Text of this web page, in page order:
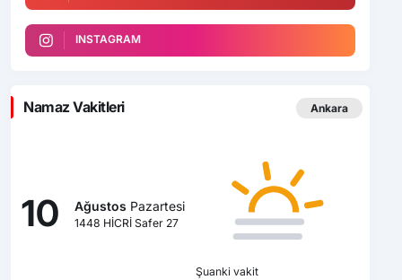
INSTAGRAM
Namaz Vakitleri Ankara
10 Ağustos Pazartesi
1448 HİCRİ Safer 27
Şuanki vakit